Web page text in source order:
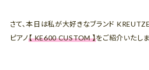
さて、本日は私が大好きなブランド
ピアノ【 KE600 CUSTOM 】をご紹介いたし